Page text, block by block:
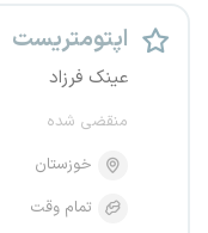
اپتومتریست
عینک فرزاد
منقضی شده
خوزستان
تمام وقت